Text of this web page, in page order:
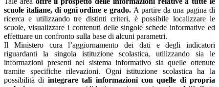
scuole italiane, di ogni ordine e grado. A partire da una pagina di
ricerca e utilizzando tre distinti criteri, è possibile localizzare le
scuole, visualizzare i contenuti delle singole schede informative ed
effettuare un confronto sulla base di alcuni parametri.
Il Ministero cura l’aggiornamento dei dati e degli indicatori
riguardanti la singola istituzione scolastica, utilizzando sia le
informazioni presenti nel sistema informativo sia quelle ottenute
tramite specifiche rilevazioni. Ogni istituzione scolastica ha la
possibilità di integrare tali informazioni con quelle di propria